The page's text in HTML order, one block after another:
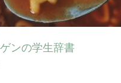
ンの学生辞書